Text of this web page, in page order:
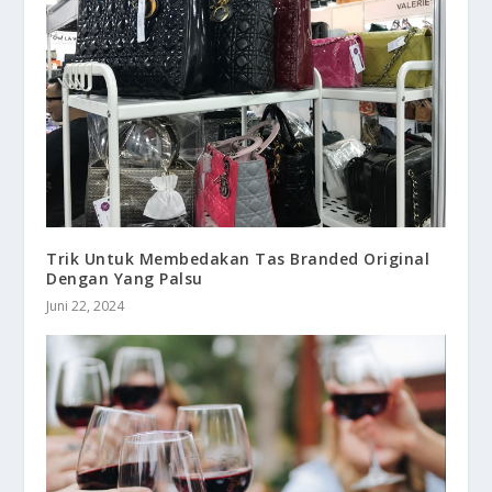
Trik Untuk Membedakan Tas Branded Original
Dengan Yang Palsu
Juni 22, 2024